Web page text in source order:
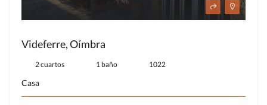
Videferre, Oímbra
2 cuartos 1 baño 1022
Casa